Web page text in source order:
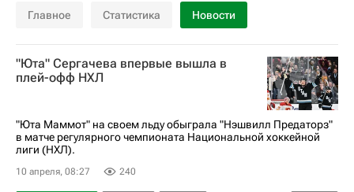
Главное Статистика Новости
"Юта" Сергачева впервые вышла в
плей-офф НХЛ
"Юта Маммот" на своем льду обыграла "Нэшвилл Предаторз"
в матче регулярного чемпионата Национальной хоккейной
лиги (НХЛ).
10 апреля, 08:27 240